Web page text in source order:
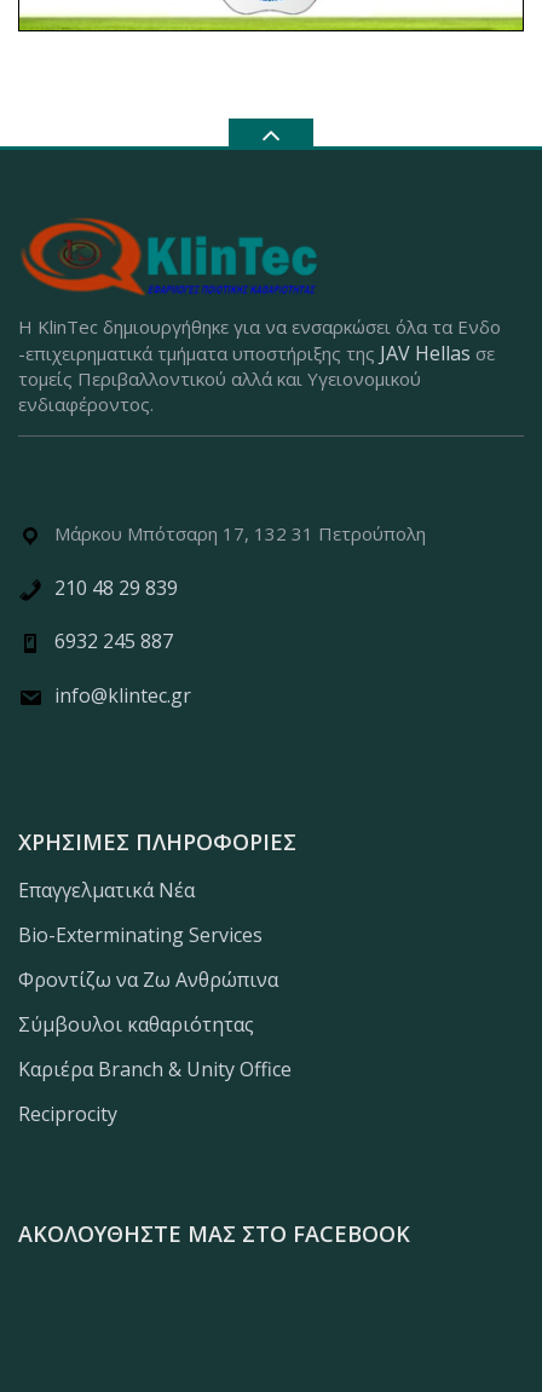
Η KlinTec δημιουργήθηκε για να ενσαρκώσει όλα τα Ενδο
-επιχειρηματικά τμήματα υποστήριξης της JAV Hellas σε
τομείς Περιβαλλοντικού αλλά και Υγειονομικού
ενδιαφέροντος.
Μάρκου Μπότσαρη 17, 132 31 Πετρούπολη
210 48 29 839
6932 245 887
info@klintec.gr
ΧΡΉΣΙΜΕΣ ΠΛΗΡΟΦΟΡΊΕΣ
Επαγγελματικά Νέα
Bio-Exterminating Services
Φροντίζω να Ζω Ανθρώπινα
Σύμβουλοι καθαριότητας
Καριέρα Branch & Unity Office
Reciprocity
ΑΚΟΛΟΥΘΉΣΤΕ ΜΑΣ ΣΤΟ FACEBOOK